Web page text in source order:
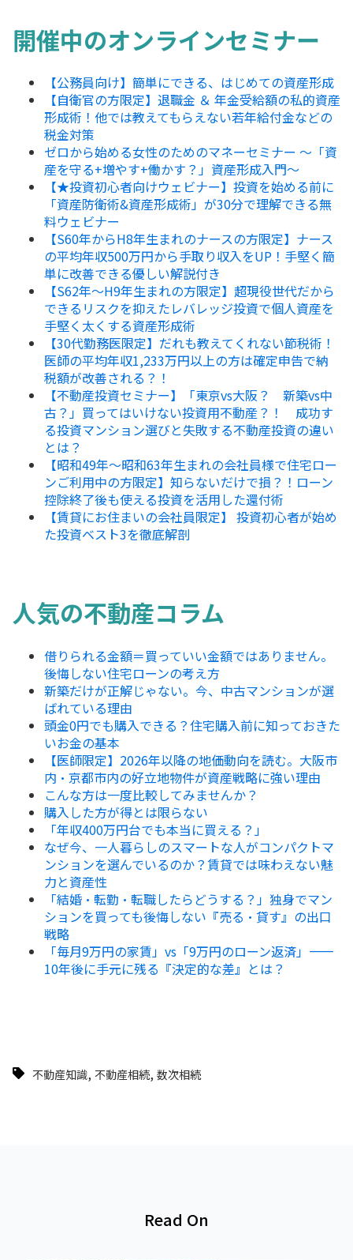
開催中のオンラインセミナー
【公務員向け】簡単にできる、はじめての資産形成
【自衛官の方限定】退職金 ＆ 年金受給額の私的資産
形成術！他では教えてもらえない若年給付金などの
税金対策
ゼロから始める女性のためのマネーセミナー ～「資
産を守る+増やす+働かす？」資産形成入門～
【★投資初心者向けウェビナー】投資を始める前に
「資産防衛術&資産形成術」が30分で理解できる無
料ウェビナー
【S60年からH8年生まれのナースの方限定】ナース
の平均年収500万円から手取り収入をUP！手堅く簡
単に改善できる優しい解説付き
【S62年～H9年生まれの方限定】超現役世代だから
できるリスクを抑えたレバレッジ投資で個人資産を
手堅く太くする資産形成術
【30代勤務医限定】だれも教えてくれない節税術！
医師の平均年収1,233万円以上の方は確定申告で納
税額が改善される？！
【不動産投資セミナー】「東京vs大阪？ 新築vs中
古？」買ってはいけない投資用不動産？！ 成功す
る投資マンション選びと失敗する不動産投資の違い
とは？
【昭和49年～昭和63年生まれの会社員様で住宅ロー
ンご利用中の方限定】知らないだけで損？！ローン
控除終了後も使える投資を活用した還付術
【賃貸にお住まいの会社員限定】 投資初心者が始め
た投資ベスト3を徹底解剖
人気の不動産コラム
借りられる金額＝買っていい金額ではありません。
後悔しない住宅ローンの考え方
新築だけが正解じゃない。今、中古マンションが選
ばれている理由
頭金0円でも購入できる？住宅購入前に知っておきた
いお金の基本
【医師限定】2026年以降の地価動向を読む。大阪市
内・京都市内の好立地物件が資産戦略に強い理由
こんな方は一度比較してみませんか？
購入した方が得とは限らない
「年収400万円台でも本当に買える？」
なぜ今、一人暮らしのスマートな人がコンパクトマ
ンションを選んでいるのか？賃貸では味わえない魅
力と資産性
「結婚・転勤・転職したらどうする？」独身でマン
ションを買っても後悔しない『売る・貸す』の出口
戦略
「毎月9万円の家賃」vs「9万円のローン返済」——
10年後に手元に残る『決定的な差』とは？
不動産知識, 不動産相続, 数次相続
Read On